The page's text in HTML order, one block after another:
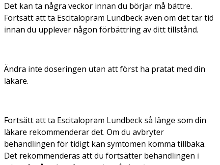
Det kan ta några veckor innan du börjar må bättre.
Fortsätt att ta Escitalopram Lundbeck även om det tar tid
innan du upplever någon förbättring av ditt tillstånd.
Ändra inte doseringen utan att först ha pratat med din
läkare.
Fortsätt att ta Escitalopram Lundbeck så länge som din
läkare rekommenderar det. Om du avbryter
behandlingen för tidigt kan symtomen komma tillbaka.
Det rekommenderas att du fortsätter behandlingen i